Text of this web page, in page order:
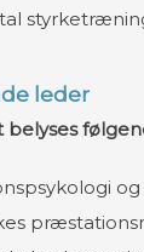
leder
belyses